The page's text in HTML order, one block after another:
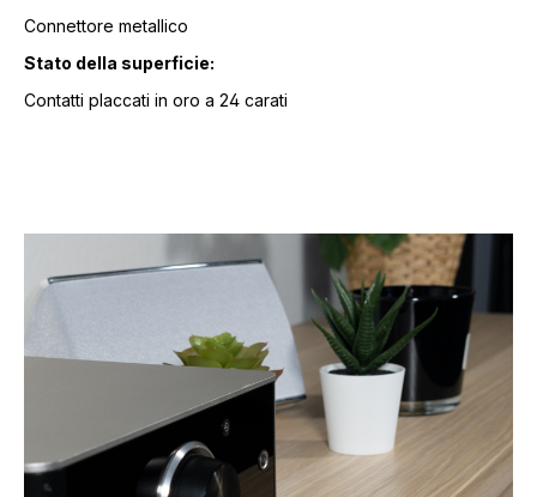
Connettore metallico
Stato della superficie:
Contatti placcati in oro a 24 carati